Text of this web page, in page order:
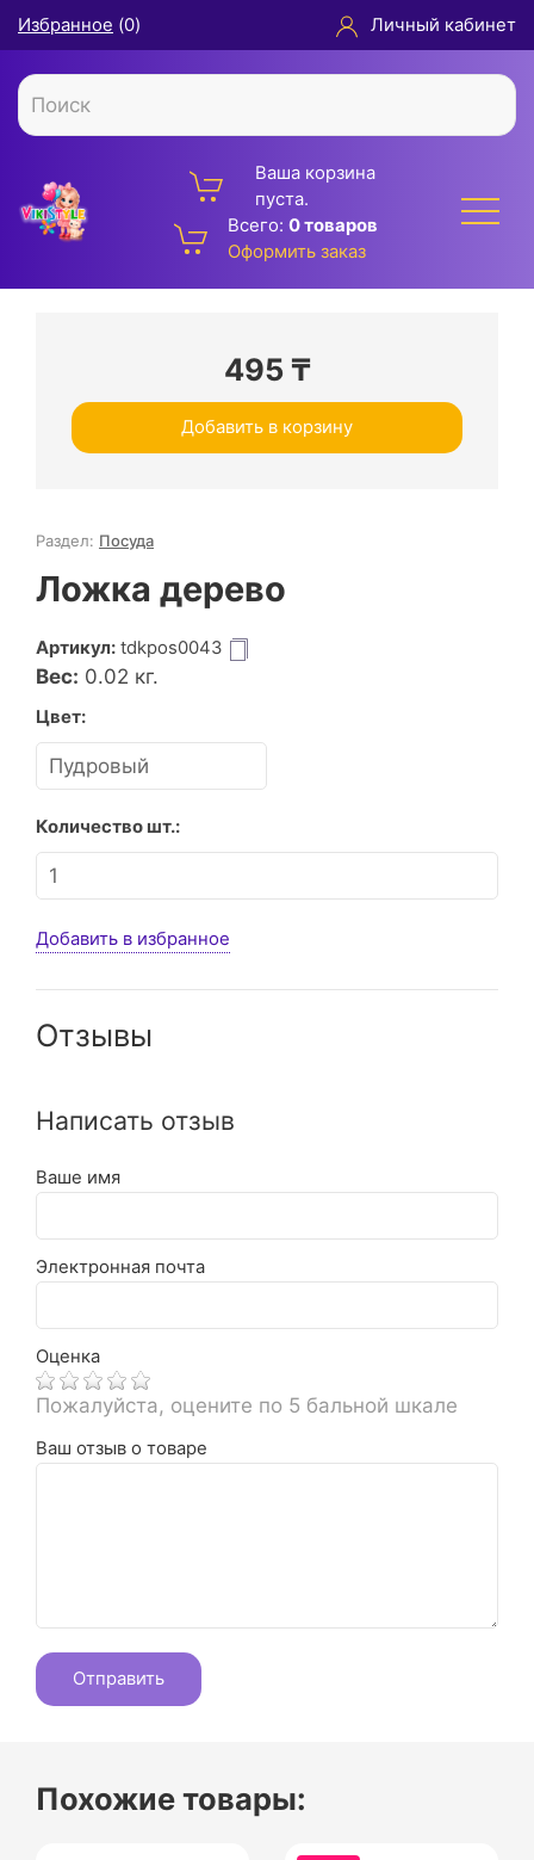
Избранное (0) Личный кабинет
Ваша корзина
пуста.
Всего: 0 товаров
Оформить заказ
495₸
Добавить в корзину
Раздел: Посуда
Ложка дерево
Артикул: tdkpos0043
Вес: 0.02 кг.
Цвет:
Количество шт.:
Добавить в избранное
Отзывы
Написать отзыв
Ваше имя
Электронная почта
Оценка
Пожалуйста, оцените по 5 бальной шкале
Ваш отзыв о товаре
Похожие товары: